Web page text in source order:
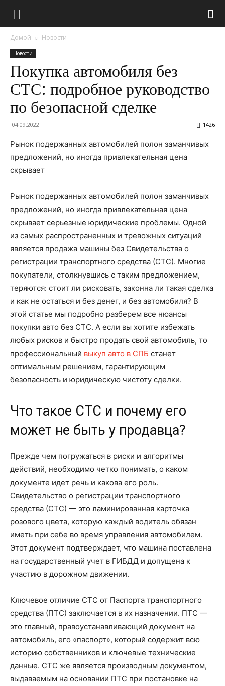
Домой Новости
Новости
Покупка автомобиля без
СТС: подробное руководство
по безопасной сделке
04.09.2022 1426
Рынок подержанных автомобилей полон заманчивых
предложений, но иногда привлекательная цена
скрывает
Рынок подержанных автомобилей полон заманчивых
предложений, но иногда привлекательная цена
скрывает серьезные юридические проблемы. Одной
из самых распространенных и тревожных ситуаций
является продажа машины без Свидетельства о
регистрации транспортного средства (СТС). Многие
покупатели, столкнувшись с таким предложением,
теряются: стоит ли рисковать, законна ли такая сделка
и как не остаться и без денег, и без автомобиля? В
этой статье мы подробно разберем все нюансы
покупки авто без СТС. А если вы хотите избежать
любых рисков и быстро продать свой автомобиль, то
профессиональный выкуп авто в СПБ станет
оптимальным решением, гарантирующим
безопасность и юридическую чистоту сделки.
Что такое СТС и почему его
может не быть у продавца?
Прежде чем погружаться в риски и алгоритмы
действий, необходимо четко понимать, о каком
документе идет речь и какова его роль.
Свидетельство о регистрации транспортного
средства (СТС) — это ламинированная карточка
розового цвета, которую каждый водитель обязан
иметь при себе во время управления автомобилем.
Этот документ подтверждает, что машина поставлена
на государственный учет в ГИБДД и допущена к
участию в дорожном движении.
Ключевое отличие СТС от Паспорта транспортного
средства (ПТС) заключается в их назначении. ПТС —
это главный, правоустанавливающий документ на
автомобиль, его «паспорт», который содержит всю
историю собственников и ключевые технические
данные. СТС же является производным документом,
выдаваемым на основании ПТС при постановке на